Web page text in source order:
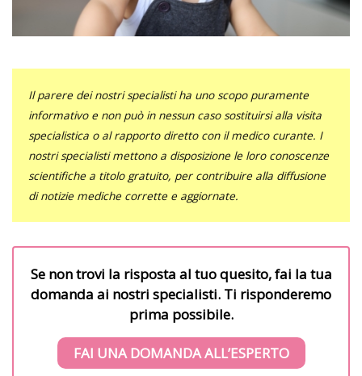
Il parere dei nostri specialisti ha uno scopo puramente
informativo e non può in nessun caso sostituirsi alla visita
specialistica o al rapporto diretto con il medico curante. I
nostri specialisti mettono a disposizione le loro conoscenze
scientifiche a titolo gratuito, per contribuire alla diffusione
di notizie mediche corrette e aggiornate.
Se non trovi la risposta al tuo quesito, fai la tua
domanda ai nostri specialisti. Ti risponderemo
prima possibile.
FAI UNA DOMANDA ALL’ESPERTO